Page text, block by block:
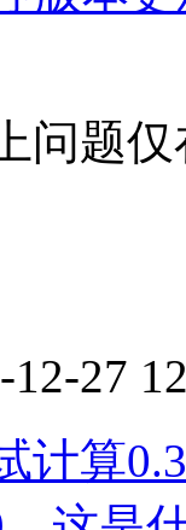
问题
12-27
计算